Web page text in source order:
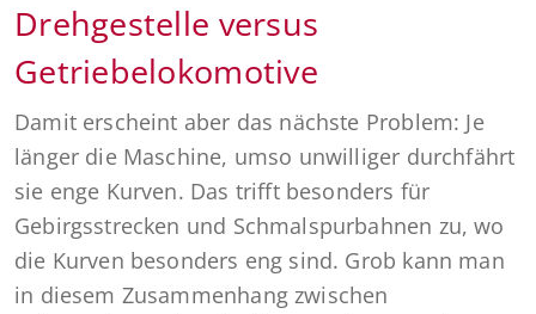
Drehgestelle versus
Getriebelokomotive
Damit erscheint aber das nächste Problem: Je
länger die Maschine, umso unwilliger durchfährt
sie enge Kurven. Das trifft besonders für
Gebirgsstrecken und Schmalspurbahnen zu, wo
die Kurven besonders eng sind. Grob kann man
in diesem Zusammenhang zwischen